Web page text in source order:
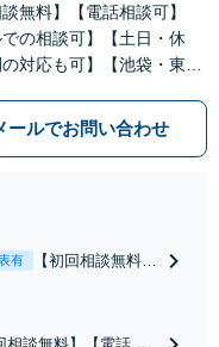
談無料】【電話相談可】
での相談可】【土日・休
対応も可】【池袋・東池
・刑事事件を中心に「個
からのご相談・ご依頼を幅
ールでお問い合わせ
有
【初回相談無料】
相談無料】【電話相